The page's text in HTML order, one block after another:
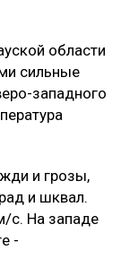
области
сильные
западного
и грозы,
и шквал.
с. На западе
-